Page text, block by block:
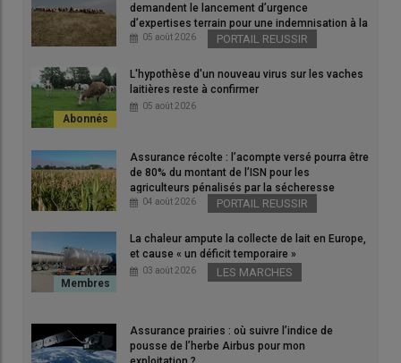
Christophe Chambon, président du FMSE : « Aujourd'hui, le
FMSE indemnise des pertes. Demain, il pourrait aider à faire
plus de prévention. On pourrait alors espérer dépenser moins
d'indemnisations pour pertes. »
© FMSE
demandent le lancement d’urgence
d’expertises terrain pour une indemnisation à la
hauteur des dégâts
05 août 2026 PORTAIL REUSSIR
L'hypothèse d'un nouveau virus sur les vaches
laitières reste à confirmer
05 août 2026
Assurance récolte : l’acompte versé pourra être
de 80% du montant de l’ISN pour les
agriculteurs pénalisés par la sécheresse
04 août 2026 PORTAIL REUSSIR
La chaleur ampute la collecte de lait en Europe,
et cause « un déficit temporaire »
03 août 2026 LES MARCHES
Assurance prairies : où suivre l’indice de
pousse de l’herbe Airbus pour mon